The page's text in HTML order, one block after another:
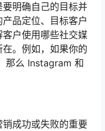
明确自己的目标并
品定位、目标客户
户使用哪些社交媒
。例如，如果你的
那么 Instagram 和
成功或失败的重要